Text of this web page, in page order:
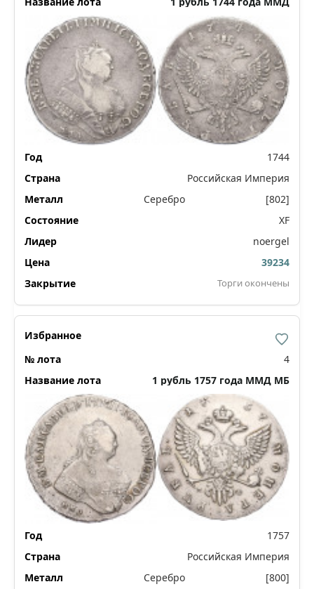
1744
Российская Империя
Серебро
[802]
XF
noergel
39234
Торги окончены
4
1 рубль 1757 года ММД МБ
1757
Российская Империя
Серебро
[800]